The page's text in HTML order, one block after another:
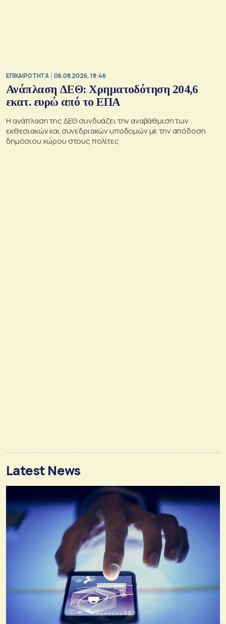
ΕΠΙΚΑΙΡΟΤΗΤΑ 06.08.2026, 18:46
Ανάπλαση ΔΕΘ: Χρηματοδότηση 204,6
εκατ. ευρώ από το ΕΠΑ
Η ανάπλαση της ΔΕΘ συνδυάζει την αναβάθμιση των
εκθεσιακών και συνεδριακών υποδομών με την απόδοση
δημόσιου χώρου στους πολίτες
Latest News